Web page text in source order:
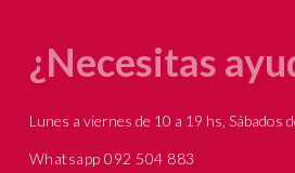
¿Necesitas
Lunes a viernes de 10 a 19 hs, Sábados
Whatsapp 092 504 883